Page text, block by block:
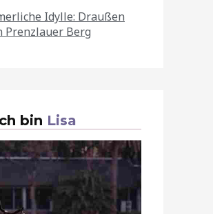
Idylle: Draußen
Prenzlauer Berg
bin Lisa